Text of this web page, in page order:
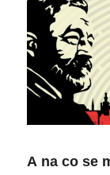
A na co se